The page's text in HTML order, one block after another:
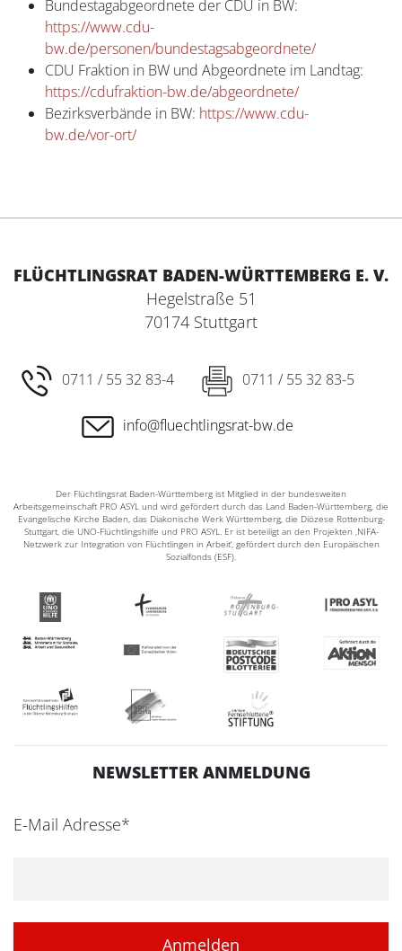
Bundestagabgeordnete der CDU in BW:
https://www.cdu-
bw.de/personen/bundestagsabgeordnete/
CDU Fraktion in BW und Abgeordnete im Landtag:
https://cdufraktion-bw.de/abgeordnete/
Bezirksverbände in BW: https://www.cdu-
bw.de/vor-ort/
FLÜCHTLINGSRAT BADEN-WÜRTTEMBERG E. V.
Hegelstraße 51
70174 Stuttgart
0711 / 55 32 83-4 0711 / 55 32 83-5
info@fluechtlingsrat-bw.de
Der Flüchtlingsrat Baden-Württemberg ist Mitglied in der bundesweiten
Arbeitsgemeinschaft PRO ASYL und wird gefördert durch das Land Baden-Württemberg, die
Evangelische Kirche Baden, das Diakonische Werk Württemberg, die Diözese Rottenburg-
Stuttgart, die UNO-Flüchtlingshilfe und PRO ASYL. Er ist beteiligt an den Projekten ‚NIFA-
Netzwerk zur Integration von Flüchtlingen in Arbeit‘, gefördert durch den Europäischen
Sozialfonds (ESF).
NEWSLETTER ANMELDUNG
E-Mail Adresse*